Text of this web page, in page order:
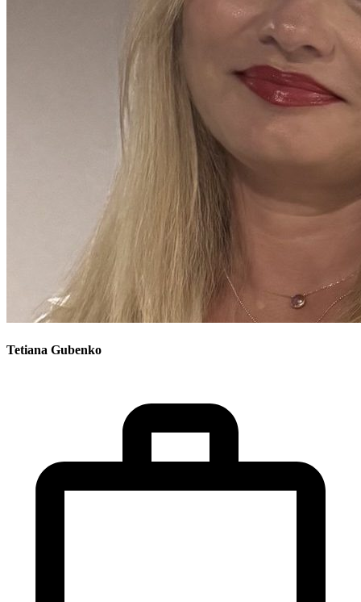
Tetiana Gubenko